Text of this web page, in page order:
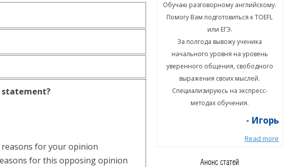
statement?
for your opinion
for this opposing opinion
TOEFL
Обучаю разговорному английскому.
Помогу Вам подготовиться к TOEFL
или ЕГЭ.
начального уровня на уровень
уверенного общения, свободного
выражения своих мыслей.
Специализируюсь на экспресс-
- Игорь
Read more
Обучаю разговорному английскому.
Помогу Вам подготовиться к TOEFL
или ЕГЭ.
За полгода вывожу ученика
начального уровня на уровень
уверенного общения, свободного
выражения своих мыслей.
Специализируюсь на экспресс-
методах обучения.
- Игорь
Read more
Анонс статей